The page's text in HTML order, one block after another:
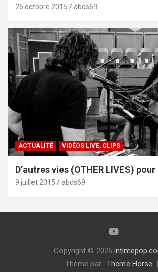
26 octobre 2015 abds69
ACTUALITÉ VIDÉOS LIVE, CLIPS
D’autres vies (OTHER LIVES)
9 juillet 2015 abds69
Copyright © 2026
Thème par : Theme Horse